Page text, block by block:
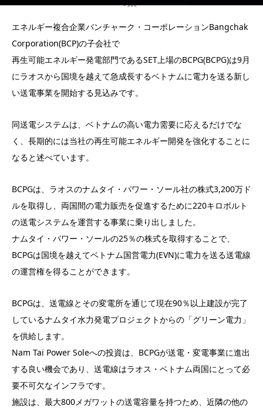
エネルギー複合企業バンチャーク・コーポレーションBangchak
Corporation(BCP)の子会社で
再生可能エネルギー発電部門であるSET上場のBCPG(BCPG)は9月
にラオスから国境を越えて急成長するベトナムに電力を送る新し
い送電事業を開始する見込みです。
同送電システムは、ベトナムの高い電力需要に応えるだけでな
く、長期的には当社の再生可能エネルギー開発を強化することに
なると述べています。
BCPGは、ラオスのナムタイ・パワー・ソール社の株式3,200万ド
ルを取得し、両国間の電力販売を促進するために220キロボルト
の送電システムを運営する事業に乗り出しました。
ナムタイ・パワー・ソールの25％の株式を取得することで、
BCPGは国境を越えてベトナム国営電力(EVN)に電力を送る送電線
の運営権を得ることができます。
BCPGは、送電線とその変電所を通じて現在90％以上建設が完了
しているナムタイ水力発電プロジェクトからの「グリーン電力」
を供給します。
Nam Tai Power Soleへの投資は、BCPGが送電・変電事業に進出
する良い機会であり、送電線はラオス・ベトナム両国にとって必
要不可欠なインフラです。
施設は、最大800メガワットの送電容量を持つため、近隣の他の